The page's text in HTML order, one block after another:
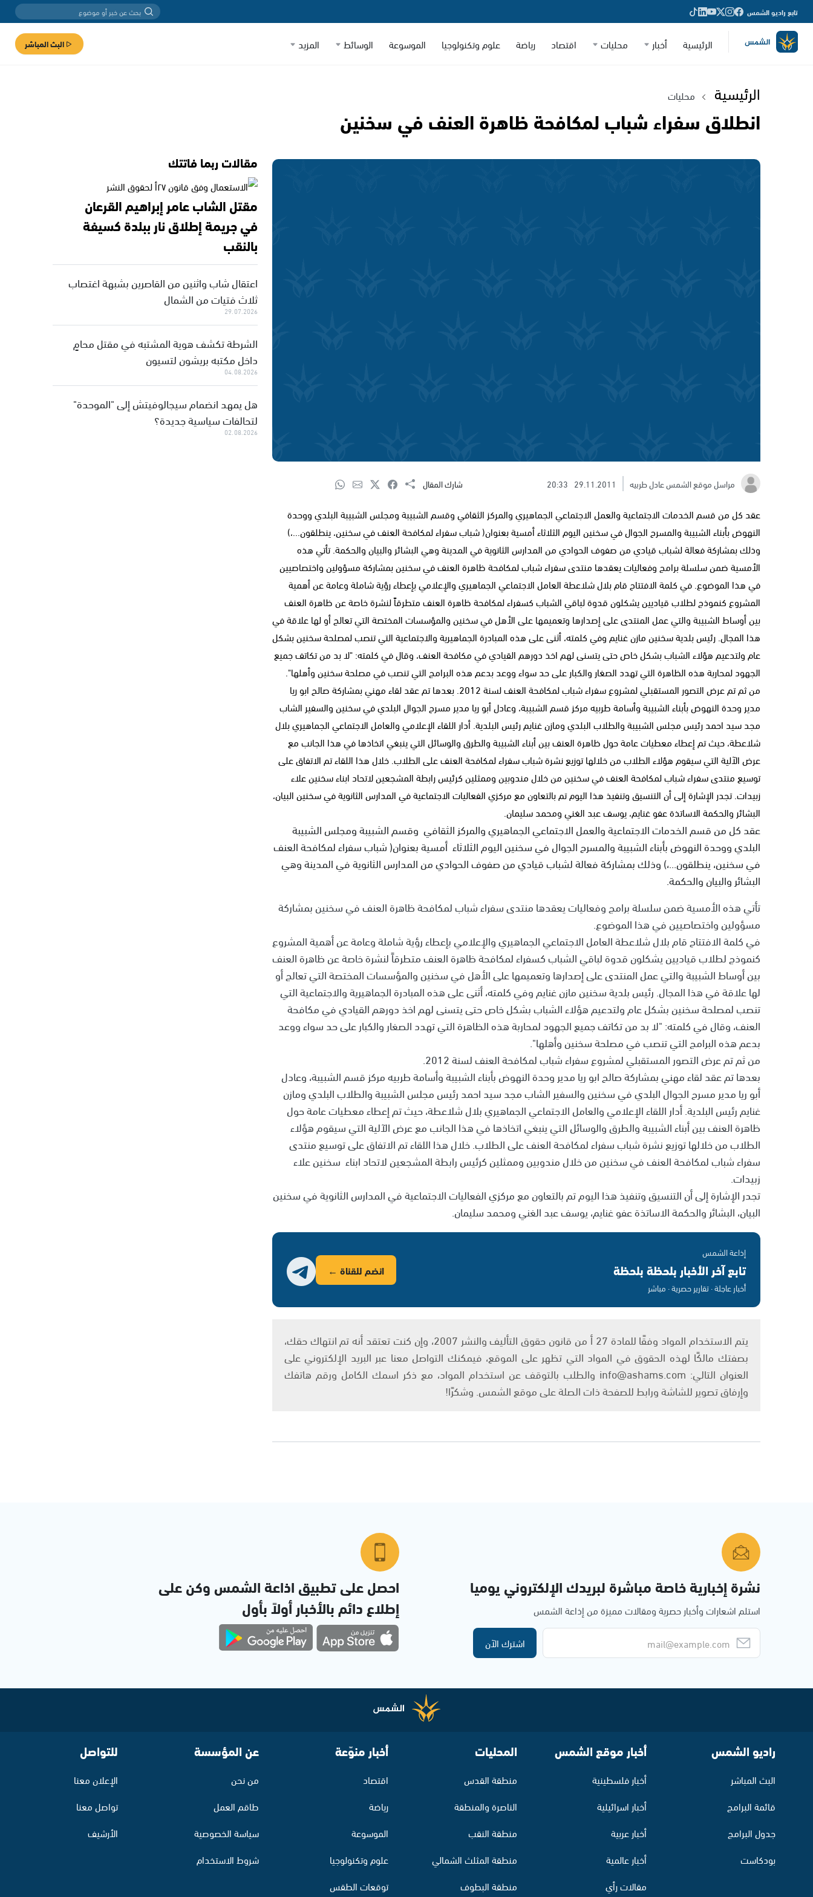
تابع راديو الشمس
الرئيسية أخبار محليات اقتصاد رياضة علوم وتكنولوجيا الموسوعة الوسائط المزيد البث المباشر
الرئيسية محليات
انطلاق سفراء شباب لمكافحة ظاهرة العنف في سخنين
مراسل موقع الشمس عادل طربيه 29.11.2011
20:33 شارك المقال
عقد كل من قسم الخدمات الاجتماعية والعمل الاجتماعي الجماهيري والمركز الثقافي وقسم الشبيبة ومجلس الشبيبة البلدي ووحدة
النهوض بأبناء الشبيبة والمسرح الجوال في سخنين اليوم الثلاثاء أمسية بعنوان( شباب سفراء لمكافحة العنف في سخنين، ينطلقون...،)
وذلك بمشاركة فعالة لشباب قيادي من صفوف الحوادي من المدارس الثانوية في المدينة وهي البشائر والبيان والحكمة. تأتي هذه
الأمسية ضمن سلسلة برامج وفعاليات يعقدها منتدى سفراء شباب لمكافحة ظاهرة العنف في سخنين بمشاركة مسؤولين واختصاصيين
في هذا الموضوع. في كلمة الافتتاح قام بلال شلاعطة العامل الاجتماعي الجماهيري والإعلامي بإعطاء رؤية شاملة وعامة عن أهمية
المشروع كنموذج لطلاب قياديين يشكلون قدوة لباقي الشباب كسفراء لمكافحة ظاهرة العنف متطرقاً لنشرة خاصة عن ظاهرة العنف
بين أوساط الشبيبة والتي عمل المنتدى على إصدارها وتعميمها على الأهل في سخنين والمؤسسات المختصة التي تعالج أو لها علاقة في
هذا المجال. رئيس بلدية سخنين مازن غنايم وفي كلمته، أثنى على هذه المبادرة الجماهيرية والاجتماعية التي تنصب لمصلحة سخنين بشكل
عام ولتدعيم هؤلاء الشباب بشكل خاص حتى يتسنى لهم اخذ دورهم القيادي في مكافحة العنف، وقال في كلمته: "لا بد من تكاتف جميع
الجهود لمحاربة هذه الظاهرة التي تهدد الصغار والكبار على حد سواء ووعد بدعم هذه البرامج التي تنصب في مصلحة سخنين وأهلها".
من ثم تم عرض التصور المستقبلي لمشروع سفراء شباب لمكافحة العنف لسنة 2012. بعدها تم عقد لقاء مهني بمشاركة صالح ابو ريا
مدير وحدة النهوض بأبناء الشبيبة وأسامة طربيه مركز قسم الشبيبة، وعادل أبو ريا مدير مسرح الجوال البلدي في سخنين والسفير الشاب
مجد سيد احمد رئيس مجلس الشبيبة والطلاب البلدي ومازن غنايم رئيس البلدية. أدار اللقاء الإعلامي والعامل الاجتماعي الجماهيري بلال
شلاعطة، حيث تم إعطاء معطيات عامة حول ظاهرة العنف بين أبناء الشبيبة والطرق والوسائل التي ينبغي اتخاذها في هذا الجانب مع
عرض الآلية التي سيقوم هؤلاء الطلاب من خلالها توزيع نشرة شباب سفراء لمكافحة العنف على الطلاب. خلال هذا اللقاء تم الاتفاق على
توسيع منتدى سفراء شباب لمكافحة العنف في سخنين من خلال مندوبين وممثلين كرئيس رابطة المشجعين لاتحاد ابناء سخنين علاء
زبيدات. تجدر الإشارة إلى أن التنسيق وتنفيذ هذا اليوم تم بالتعاون مع مركزي الفعاليات الاجتماعية في المدارس الثانوية في سخنين البيان،
البشائر والحكمة الاساتذة عفو غنايم، يوسف عبد الغني ومحمد سليمان.
عقد كل من قسم الخدمات الاجتماعية والعمل الاجتماعي الجماهيري والمركز الثقافي وقسم الشبيبة ومجلس الشبيبة
البلدي ووحدة النهوض بأبناء الشبيبة والمسرح الجوال في سخنين اليوم الثلاثاء أمسية بعنوان( شباب سفراء لمكافحة العنف
في سخنين، ينطلقون...،) وذلك بمشاركة فعالة لشباب قيادي من صفوف الحوادي من المدارس الثانوية في المدينة وهي
البشائر والبيان والحكمة.
تأتي هذه الأمسية ضمن سلسلة برامج وفعاليات يعقدها منتدى سفراء شباب لمكافحة ظاهرة العنف في سخنين بمشاركة
مسؤولين واختصاصيين في هذا الموضوع.
في كلمة الافتتاح قام بلال شلاعطة العامل الاجتماعي الجماهيري والإعلامي بإعطاء رؤية شاملة وعامة عن أهمية المشروع
كنموذج لطلاب قياديين يشكلون قدوة لباقي الشباب كسفراء لمكافحة ظاهرة العنف متطرقاً لنشرة خاصة عن ظاهرة العنف
بين أوساط الشبيبة والتي عمل المنتدى على إصدارها وتعميمها على الأهل في سخنين والمؤسسات المختصة التي تعالج أو
لها علاقة في هذا المجال. رئيس بلدية سخنين مازن غنايم وفي كلمته، أثنى على هذه المبادرة الجماهيرية والاجتماعية التي
تنصب لمصلحة سخنين بشكل عام ولتدعيم هؤلاء الشباب بشكل خاص حتى يتسنى لهم اخذ دورهم القيادي في مكافحة
العنف، وقال في كلمته: "لا بد من تكاتف جميع الجهود لمحاربة هذه الظاهرة التي تهدد الصغار والكبار على حد سواء ووعد
بدعم هذه البرامج التي تنصب في مصلحة سخنين وأهلها".
من ثم تم عرض التصور المستقبلي لمشروع سفراء شباب لمكافحة العنف لسنة 2012.
بعدها تم عقد لقاء مهني بمشاركة صالح ابو ريا مدير وحدة النهوض بأبناء الشبيبة وأسامة طربيه مركز قسم الشبيبة، وعادل
أبو ريا مدير مسرح الجوال البلدي في سخنين والسفير الشاب مجد سيد احمد رئيس مجلس الشبيبة والطلاب البلدي ومازن
غنايم رئيس البلدية. أدار اللقاء الإعلامي والعامل الاجتماعي الجماهيري بلال شلاعطة، حيث تم إعطاء معطيات عامة حول
ظاهرة العنف بين أبناء الشبيبة والطرق والوسائل التي ينبغي اتخاذها في هذا الجانب مع عرض الآلية التي سيقوم هؤلاء
الطلاب من خلالها توزيع نشرة شباب سفراء لمكافحة العنف على الطلاب. خلال هذا اللقاء تم الاتفاق على توسيع منتدى
سفراء شباب لمكافحة العنف في سخنين من خلال مندوبين وممثلين كرئيس رابطة المشجعين لاتحاد ابناء سخنين علاء
زبيدات.
تجدر الإشارة إلى أن التنسيق وتنفيذ هذا اليوم تم بالتعاون مع مركزي الفعاليات الاجتماعية في المدارس الثانوية في سخنين
البيان، البشائر والحكمة الاساتذة عفو غنايم، يوسف عبد الغني ومحمد سليمان.
إذاعة الشمس
تابع آخر الأخبار بلحظة بلحظة
أخبار عاجلة · تقارير حصرية · مباشر
انضم للقناة ←
يتم الاستخدام المواد وفقًا للمادة 27 أ من قانون حقوق التأليف والنشر 2007، وإن كنت تعتقد أنه تم انتهاك حقك،
بصفتك مالكًا لهذه الحقوق في المواد التي تظهر على الموقع، فيمكنك التواصل معنا عبر البريد الإلكتروني على
العنوان التالي: info@ashams.com والطلب بالتوقف عن استخدام المواد، مع ذكر اسمك الكامل ورقم هاتفك
وإرفاق تصوير للشاشة ورابط للصفحة ذات الصلة على موقع الشمس. وشكرًا!
مقالات ربما فاتتك
مقتل الشاب عامر إبراهيم القرعان
في جريمة إطلاق نار ببلدة كسيفة
بالنقب
اعتقال شاب واثنين من القاصرين بشبهة اغتصاب
ثلاث فتيات من الشمال
29.07.2026
الشرطة تكشف هوية المشتبه في مقتل محامٍ
داخل مكتبه بريشون لتسيون
04.08.2026
هل يمهد انضمام سيجالوفيتش إلى "الموحدة"
لتحالفات سياسية جديدة؟
02.08.2026
نشرة إخبارية خاصة مباشرة لبريدك الإلكتروني يوميا
استلم اشعارات وأخبار حصرية ومقالات مميزة من إذاعة الشمس
اشترك الآن
احصل على تطبيق اذاعة الشمس وكن على
إطلاع دائم بالأخبار أولاً بأول
راديو الشمس
البث المباشر
قائمة البرامج
جدول البرامج
بودكاست
أخبار موقع الشمس
أخبار فلسطينية
أخبار اسرائيلية
أخبار عربية
أخبار عالمية
مقالات رأي
المحليات
منطقة القدس
الناصرة والمنطقة
منطقة النقب
منطقة المثلث الشمالي
منطقة البطوف
أخبار منوّعة
اقتصاد
رياضة
الموسوعة
علوم وتكنولوجيا
توقعات الطقس
عن المؤسسة
من نحن
طاقم العمل
سياسة الخصوصية
شروط الاستخدام
للتواصل
الإعلان معنا
تواصل معنا
الأرشيف